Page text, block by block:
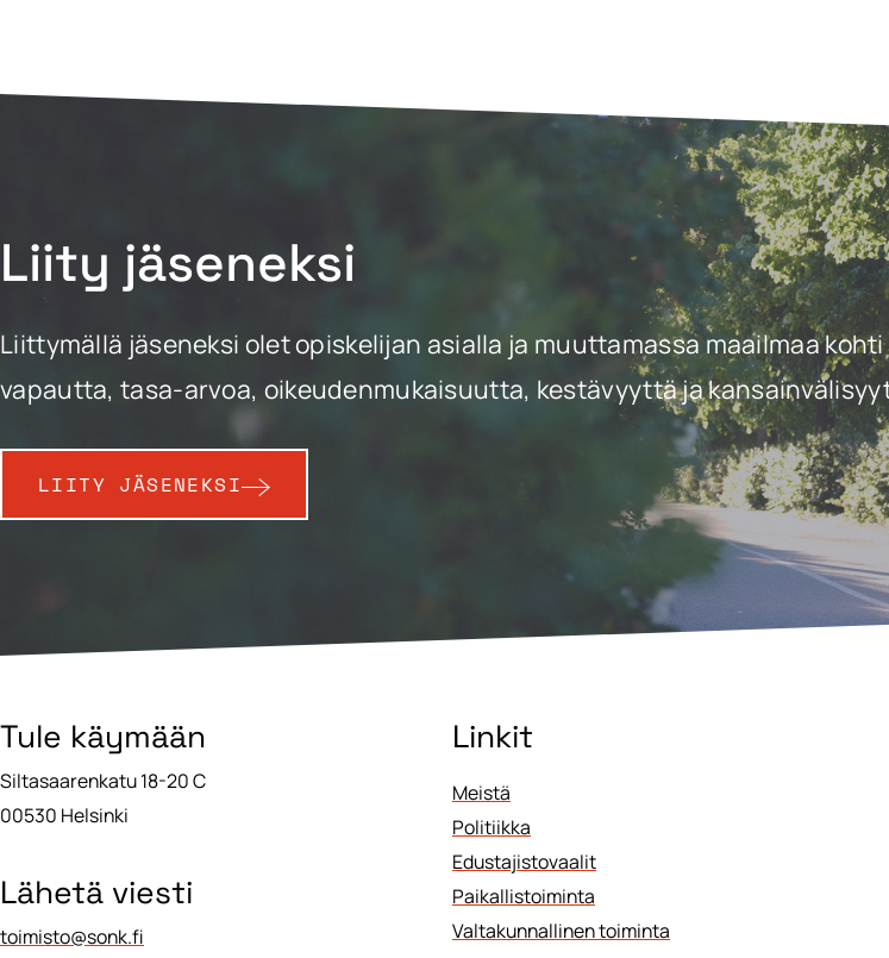
Liity jäseneksi
Liittymällä jäseneksi olet opiskelijan asialla ja muuttamassa maailmaa kohti
vapautta, tasa-arvoa, oikeudenmukaisuutta, kestävyyttä ja
LIITY JÄSENEKSI
Tule käymään
Siltasaarenkatu 18-20 C
00530 Helsinki
Lähetä viesti
toimisto@sonk.fi
Linkit
Meistä
Politiikka
Edustajistovaalit
Paikallistoiminta
Valtakunnallinen toiminta